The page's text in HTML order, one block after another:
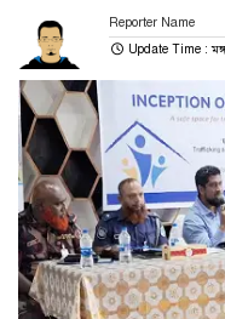
Reporter Name
Update Time :